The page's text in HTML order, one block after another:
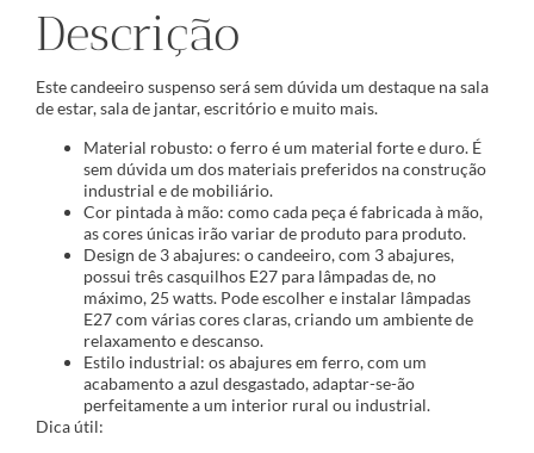
Descrição
Este candeeiro suspenso será sem dúvida um destaque na sala
de estar, sala de jantar, escritório e muito mais.
Material robusto: o ferro é um material forte e duro. É
sem dúvida um dos materiais preferidos na construção
industrial e de mobiliário.
Cor pintada à mão: como cada peça é fabricada à mão,
as cores únicas irão variar de produto para produto.
Design de 3 abajures: o candeeiro, com 3 abajures,
possui três casquilhos E27 para lâmpadas de, no
máximo, 25 watts. Pode escolher e instalar lâmpadas
E27 com várias cores claras, criando um ambiente de
relaxamento e descanso.
Estilo industrial: os abajures em ferro, com um
acabamento a azul desgastado, adaptar-se-ão
perfeitamente a um interior rural ou industrial.
Dica útil: